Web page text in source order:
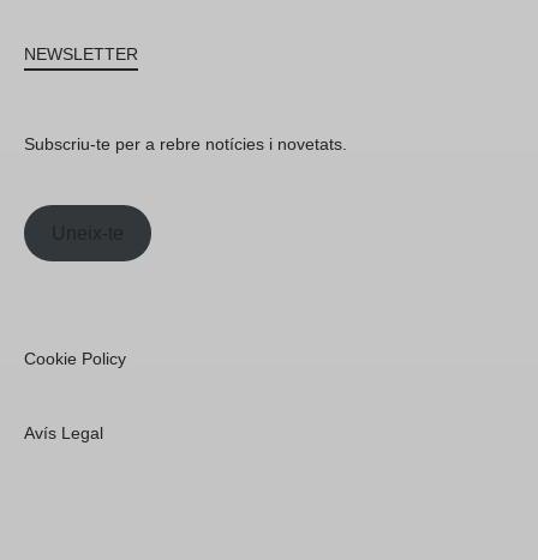
NEWSLETTER
Subscriu-te per a rebre notícies i novetats.
Uneix-te
Cookie Policy
Avís Legal